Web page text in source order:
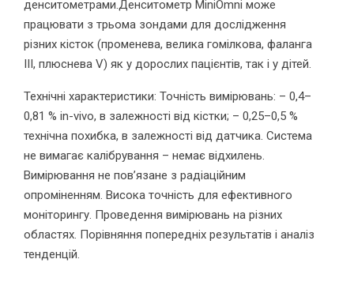
денситометрами.Денситометр MiniOmni може
працювати з трьома зондами для дослідження
різних кісток (променева, велика гомілкова, фаланга
III, плюснева V) як у дорослих пацієнтів, так і у дітей.
Технічні характеристики: Точність вимірювань: – 0,4–
0,81 % in-vivo, в залежності від кістки; – 0,25–0,5 %
технічна похибка, в залежності від датчика. Система
не вимагає калібрування – немає відхилень.
Вимірювання не пов’язане з радіаційним
опроміненням. Висока точність для ефективного
моніторингу. Проведення вимірювань на різних
областях. Порівняння попередніх результатів і аналіз
тенденцій.